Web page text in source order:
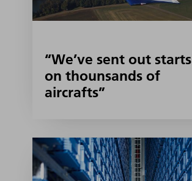
“We’ve sent out starts
on thounsands of
aircrafts”